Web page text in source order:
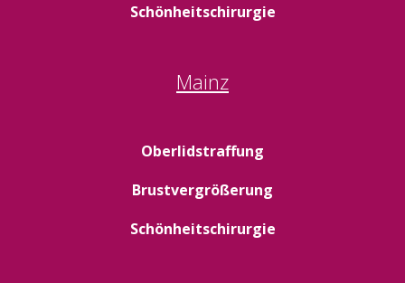
Schönheitschirurgie
Mainz
Oberlidstraffung
Brustvergrößerung
Schönheitschirurgie